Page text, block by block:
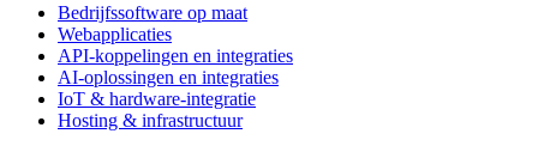
Bedrijfssoftware op maat
Webapplicaties
API-koppelingen en integraties
AI-oplossingen en integraties
IoT & hardware-integratie
Hosting & infrastructuur